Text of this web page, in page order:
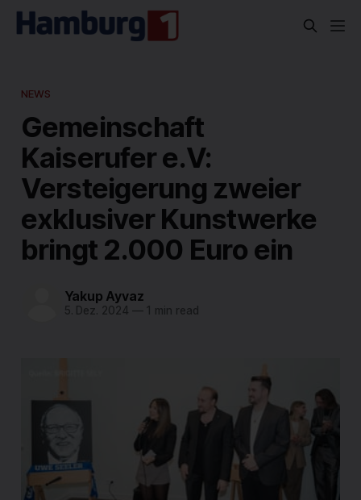
NEWS
Gemeinschaft
Kaiserufer e.V:
Versteigerung zweier
exklusiver Kunstwerke
bringt 2.000 Euro ein
Yakup Ayvaz
5. Dez. 2024 —1 min read